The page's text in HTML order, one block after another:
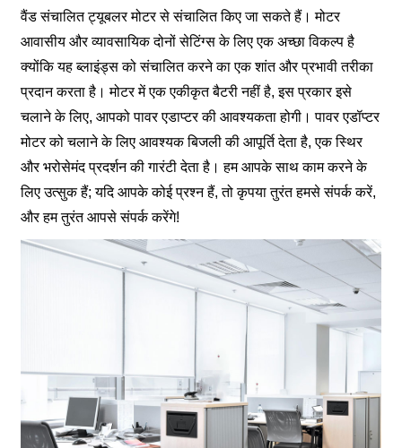
वैंड संचालित ट्यूबलर मोटर से संचालित किए जा सकते हैं। मोटर
आवासीय और व्यावसायिक दोनों सेटिंग्स के लिए एक अच्छा विकल्प है
क्योंकि यह ब्लाइंड्स को संचालित करने का एक शांत और प्रभावी तरीका
प्रदान करता है। मोटर में एक एकीकृत बैटरी नहीं है, इस प्रकार इसे
चलाने के लिए, आपको पावर एडाप्टर की आवश्यकता होगी। पावर एडॉप्टर
मोटर को चलाने के लिए आवश्यक बिजली की आपूर्ति देता है, एक स्थिर
और भरोसेमंद प्रदर्शन की गारंटी देता है। हम आपके साथ काम करने के
लिए उत्सुक हैं; यदि आपके कोई प्रश्न हैं, तो कृपया तुरंत हमसे संपर्क करें,
और हम तुरंत आपसे संपर्क करेंगे!